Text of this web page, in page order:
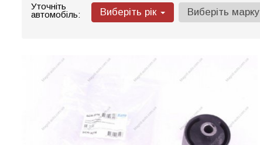
Уточніть
автомобіль:
Виберіть рік Виберіть марку